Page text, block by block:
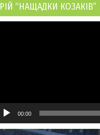
РІЙ “НАЩАДКИ КОЗАКІВ”
00:00